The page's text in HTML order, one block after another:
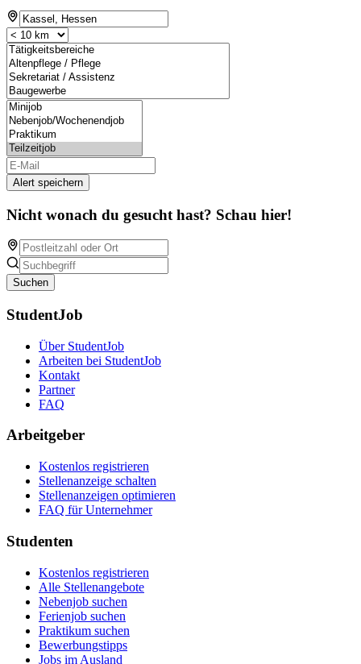
Alert speichern
Nicht wonach du gesucht hast? Schau hier!
Suchen
StudentJob
Über StudentJob
Arbeiten bei StudentJob
Kontakt
Partner
FAQ
Arbeitgeber
Kostenlos registrieren
Stellenanzeige schalten
Stellenanzeigen optimieren
FAQ für Unternehmer
Studenten
Kostenlos registrieren
Alle Stellenangebote
Nebenjob suchen
Ferienjob suchen
Praktikum suchen
Bewerbungstipps
Jobs im Ausland